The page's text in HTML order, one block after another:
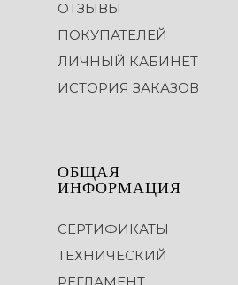
ОТЗЫВЫ
ПОКУПАТЕЛЕЙ
ЛИЧНЫЙ КАБИНЕТ
ИСТОРИЯ ЗАКАЗОВ
ОБЩАЯ
ИНФОРМАЦИЯ
СЕРТИФИКАТЫ
ТЕХНИЧЕСКИЙ